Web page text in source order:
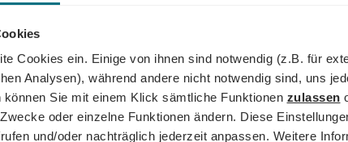
Cookies ein. Einige von ihnen sind notwendig (z.B. für
Analysen), während andere nicht notwendig sind, uns
Sie mit einem Klick sämtliche Funktionen zulassen
oder einzelne Funktionen ändern. Diese
und/oder nachträglich jederzeit anpassen. Weitere
Arbeitnehmerüberlassung
Projektmanager Energiewirtschaft (m/